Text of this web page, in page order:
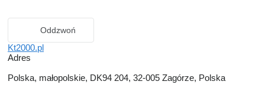
Oddzwoń
Kt2000.pl
Adres
Polska, małopolskie, DK94 204, 32-005 Zagórze, Polska